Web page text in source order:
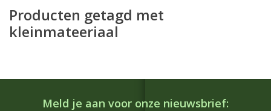
Producten getagd met
kleinmateeriaal
Meld je aan voor onze nieuwsbrief: